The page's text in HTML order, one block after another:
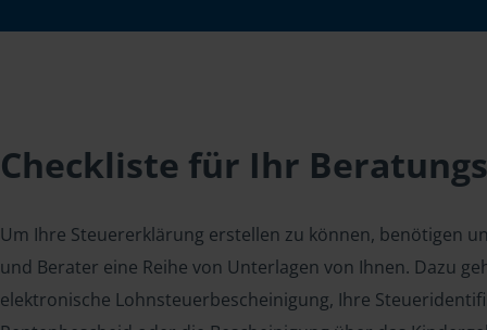
Checkliste für Ihr
Um Ihre Steuererklärung erstellen zu können, benötigen
und Berater eine Reihe von Unterlagen von Ihnen. Dazu
elektronische Lohnsteuerbescheinigung, Ihre